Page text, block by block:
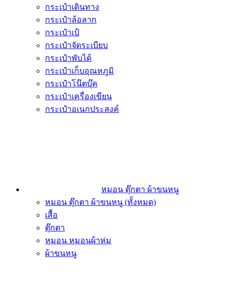
กระเป๋าเดินทาง
กระเป๋าล้อลาก
กระเป๋าเป้
กระเป๋าจัดระเบียบ
กระเป๋าพับได้
กระเป๋าเก็บอุณหภูมิ
กระเป๋าโน๊ตบุ๊ค
กระเป๋าเครื่องเขียน
กระเป๋าอเนกประสงค์
หมอน ตุ๊กตา ผ้าขนหนู
หมอน ตุ๊กตา ผ้าขนหนู (ทั้งหมด)
เสื้อ
ตุ๊กตา
หมอน หมอนผ้าห่ม
ผ้าขนหนู